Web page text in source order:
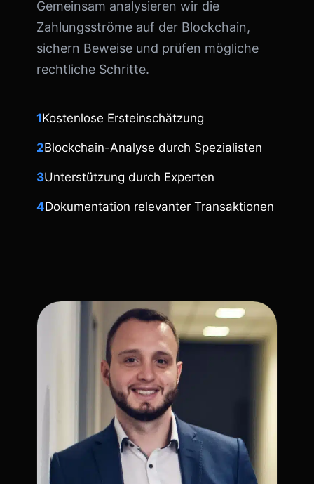
Gemeinsam analysieren wir die
Zahlungsströme auf der Blockchain,
sichern Beweise und prüfen mögliche
rechtliche Schritte.
1Kostenlose Ersteinschätzung
2Blockchain-Analyse durch Spezialisten
3Unterstützung durch Experten
4Dokumentation relevanter Transaktionen